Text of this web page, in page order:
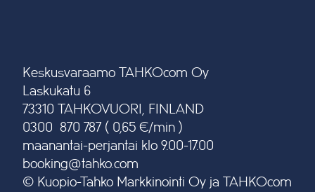
Keskusvaraamo TAHKOcom Oy
Laskukatu 6
73310 TAHKOVUORI, FINLAND
0300 870 787 ( 0,65 €/min )
maanantai-perjantai klo 9.00-17.00
booking@tahko.com
© Kuopio-Tahko Markkinointi Oy ja TAHKOcom